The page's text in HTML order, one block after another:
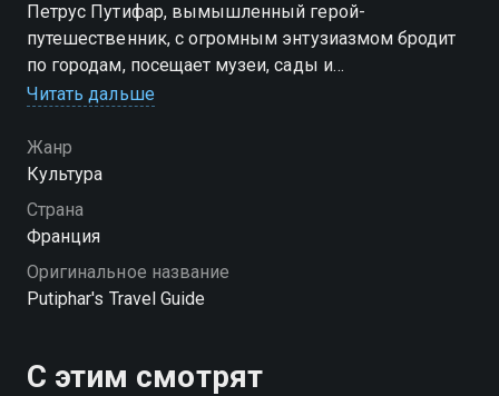
Петрус Путифар, вымышленный герой-
путешественник, с огромным энтузиазмом бродит
по городам, посещает музеи, сады и
достопримечательности и заполняет страницы
Читать дальше
Жанр
Культура
Страна
Франция
Оригинальное название
Putiphar's Travel Guide
С этим смотрят